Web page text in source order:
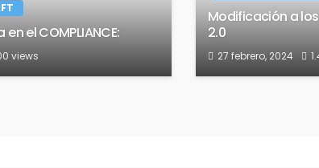
el COMPLIANCE:
views
Modificación a los
2.0
27 febrero, 2024